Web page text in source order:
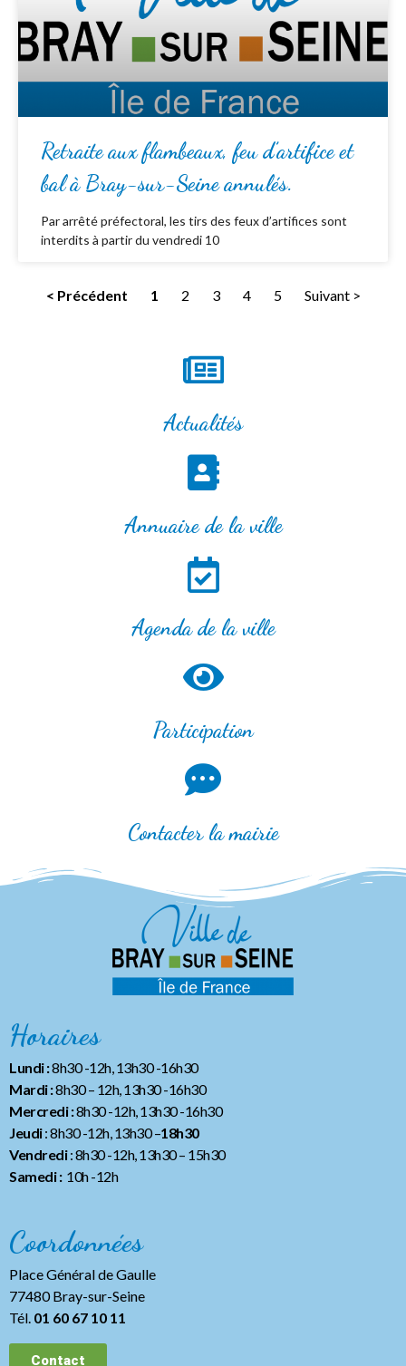
Retraite aux flambeaux, feu d’artifice et
bal à Bray-sur-Seine annulés.
Par arrêté préfectoral, les tirs des feux d’artifices sont
interdits à partir du vendredi 10
< Précédent 1 2 3 4 5 Suivant >
Actualités
Annuaire de la ville
Agenda de la ville
Participation
Contacter la mairie
Horaires
Lundi :8h30 -12h, 13h30 -16h30
Mardi :8h30 – 12h, 13h30 -16h30
Mercredi :8h30 -12h, 13h30 -16h30
Jeudi: 8h30 -12h, 13h30 –18h30
Vendredi: 8h30 -12h, 13h30– 15h30
Samedi :10h -12h
Coordonnées
Place Général de Gaulle
77480 Bray-sur-Seine
Tél. 01 60 67 10 11
Contact